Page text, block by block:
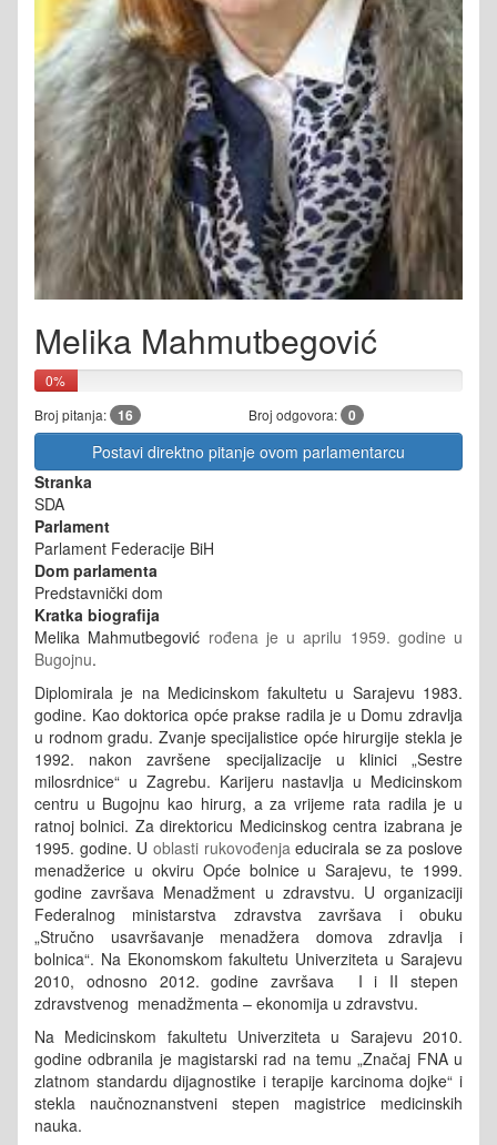
Melika Mahmutbegović
0%
Broj pitanja: 16 Broj odgovora: 0
Postavi direktno pitanje ovom parlamentarcu
Stranka
SDA
Parlament
Parlament Federacije BiH
Dom parlamenta
Predstavnički dom
Kratka biografija
Melika Mahmutbegović rođena je u aprilu 1959. godine u
Bugojnu.
Diplomirala je na Medicinskom fakultetu u Sarajevu 1983.
godine. Kao doktorica opće prakse radila je u Domu zdravlja
u rodnom gradu. Zvanje specijalistice opće hirurgije stekla je
1992. nakon završene specijalizacije u klinici „Sestre
milosrdnice“ u Zagrebu. Karijeru nastavlja u Medicinskom
centru u Bugojnu kao hirurg, a za vrijeme rata radila je u
ratnoj bolnici. Za direktoricu Medicinskog centra izabrana je
1995. godine. U oblasti rukovođenja educirala se za poslove
menadžerice u okviru Opće bolnice u Sarajevu, te 1999.
godine završava Menadžment u zdravstvu. U organizaciji
Federalnog ministarstva zdravstva završava i obuku
„Stručno usavršavanje menadžera domova zdravlja i
bolnica“. Na Ekonomskom fakultetu Univerziteta u Sarajevu
2010, odnosno 2012. godine završava I i II stepen
zdravstvenog menadžmenta – ekonomija u zdravstvu.
Na Medicinskom fakultetu Univerziteta u Sarajevu 2010.
godine odbranila je magistarski rad na temu „Značaj FNA u
zlatnom standardu dijagnostike i terapije karcinoma dojke“ i
stekla naučnoznanstveni stepen magistrice medicinskih
nauka.